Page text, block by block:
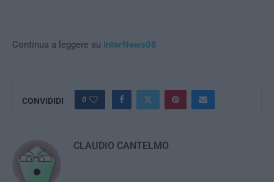
Continua a leggere su InterNews08
CONVIDIDI 0
CLAUDIO CANTELMO